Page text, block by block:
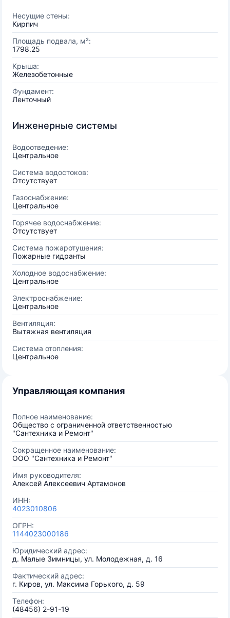
Несущие стены:
Кирпич
Площадь подвала, м²:
1798.25
Крыша:
Железобетонные
Фундамент:
Ленточный
Инженерные системы
Водоотведение:
Центральное
Система водостоков:
Отсутствует
Газоснабжение:
Центральное
Горячее водоснабжение:
Отсутствует
Система пожаротушения:
Пожарные гидранты
Холодное водоснабжение:
Центральное
Электроснабжение:
Центральное
Вентиляция:
Вытяжная вентиляция
Система отопления:
Центральное
Управляющая компания
Полное наименование:
Общество с ограниченной ответственностью
"Сантехника и Ремонт"
Сокращенное наименование:
ООО "Сантехника и Ремонт"
Имя руководителя:
Алексей Алексеевич Артамонов
ИНН:
4023010806
ОГРН:
1144023000186
Юридический адрес:
д. Малые Зимницы, ул. Молодежная, д. 16
Фактический адрес:
г. Киров, ул. Максима Горького, д. 59
Телефон:
(48456) 2-91-19